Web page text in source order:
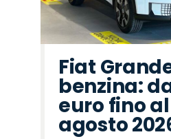
Fiat
benzina:
euro fino al
agosto